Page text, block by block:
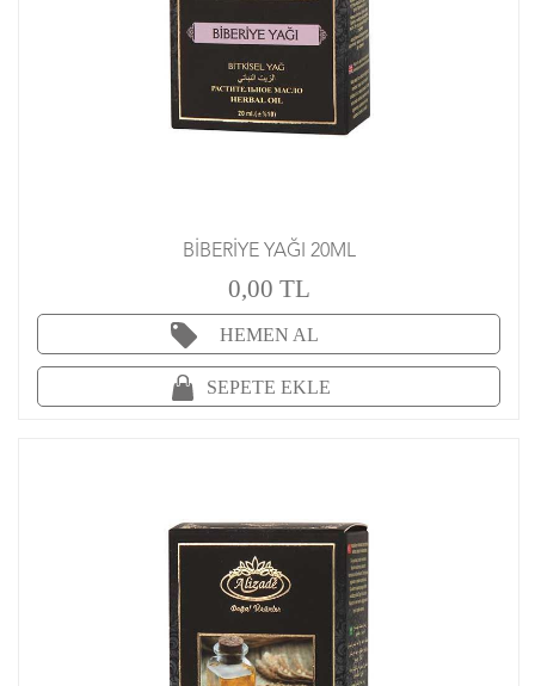
BİBERİYE YAĞI 20ML
0,00 TL
HEMEN AL
SEPETE EKLE